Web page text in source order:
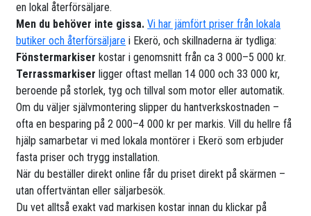
en lokal återförsäljare.
Men du behöver inte gissa.Vi har jämfört priser från lokala
butiker och återförsäljare i Ekerö, och skillnaderna är tydliga:
Fönstermarkiser kostar i genomsnitt från ca 3 000–5 000 kr.
Terrassmarkiser ligger oftast mellan 14 000 och 33 000 kr,
beroende på storlek, tyg och tillval som motor eller automatik.
Om du väljer självmontering slipper du hantverkskostnaden –
ofta en besparing på 2 000–4 000 kr per markis. Vill du hellre få
hjälp samarbetar vi med lokala montörer i Ekerö som erbjuder
fasta priser och trygg installation.
När du beställer direkt online får du priset direkt på skärmen –
utan offertväntan eller säljarbesök.
Du vet alltså exakt vad markisen kostar innan du klickar på